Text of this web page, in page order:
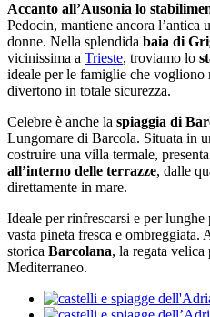
Accanto all’Ausonia lo
Pedocin, mantiene ancora l’antica
donne. Nella splendida baia di
vicinissima a Trieste, troviamo lo
ideale per le famiglie che vogliono
divertono in totale sicurezza.
Celebre è anche la spiaggia di
Lungomare di Barcola. Situata in
costruire una villa termale, presenta
all’interno delle terrazze, dalle
direttamente in mare.
Ideale per rinfrescarsi e per lunghe
vasta pineta fresca e
storica Barcolana, la regata velica
Mediterraneo.